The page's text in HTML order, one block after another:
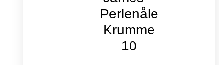
Perlenåle
Krumme
10